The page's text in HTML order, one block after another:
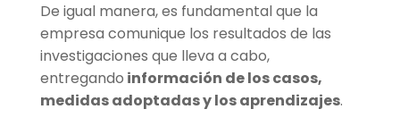
De igual manera, es fundamental que la
empresa comunique los resultados de las
investigaciones que lleva a cabo,
entregando información de los casos,
medidas adoptadas y los aprendizajes.